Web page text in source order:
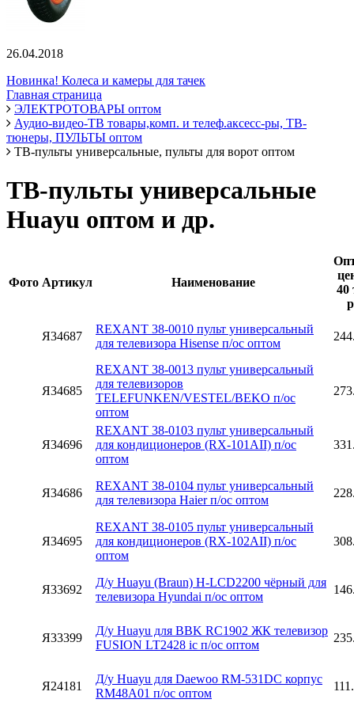
26.04.2018
Новинка! Колеса и камеры для тачек
Главная страница
ЭЛЕКТРОТОВАРЫ оптом
Аудио-видео-ТВ товары,комп. и телеф.аксесс-ры, ТВ-
тюнеры, ПУЛЬТЫ оптом
ТВ-пульты универсальные, пульты для ворот оптом
ТВ-пульты универсальные
Huayu оптом и др.
Фото Артикул Наименование
40
Я34687
REXANT 38-0010 пульт универсальный
для телевизора Hisense п/ос оптом
Я34685
REXANT 38-0013 пульт универсальный
для телевизоров
TELEFUNKEN/VESTEL/BEKO п/ос
оптом
Я34696
REXANT 38-0103 пульт универсальный
для кондиционеров (RX-101AII) п/ос
оптом
Я34686
REXANT 38-0104 пульт универсальный
для телевизора Haier п/ос оптом
Я34695
REXANT 38-0105 пульт универсальный
для кондиционеров (RX-102AII) п/ос
оптом
Я33692
Д/у Huayu (Braun) H-LCD2200 чёрный для
телевизора Hyundai п/ос оптом
Я33399
Д/у Huayu для BBK RC1902 ЖК телевизор
FUSION LT2428 ic п/ос оптом
Я24181
Д/у Huayu для Daewoo RM-531DC корпус
RM48A01 п/ос оптом